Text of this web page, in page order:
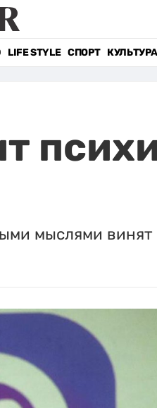
LIFE STYLE СПОРТ КУЛЬТУРА
мыслями винят